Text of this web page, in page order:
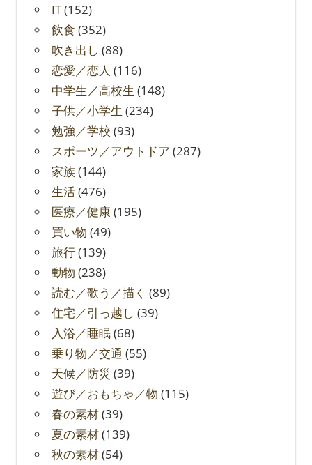
IT(152)
飲食 (352)
吹き出し (88)
恋愛／恋人 (116)
中学生／高校生 (148)
子供／小学生 (234)
勉強／学校 (93)
スポーツ／アウトドア (287)
家族(144)
生活(476)
医療／健康(195)
買い物 (49)
旅行(139)
動物 (238)
読む／歌う／描く (89)
住宅／引っ越し (39)
入浴／睡眠(68)
乗り物／交通 (55)
天候／防災 (39)
遊び／おもちゃ／物 (115)
春の素材(39)
夏の素材(139)
秋の素材(54)